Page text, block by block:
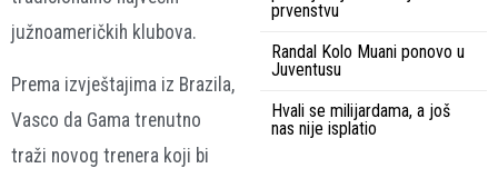
južnoameričkih klubova.
Prema izvještajima iz Brazila,
Vasco da Gama trenutno
traži novog trenera koji bi
prvenstvu
Randal Kolo Muani ponovo u
Juventusu
Hvali se milijardama, a još
nas nije isplatio